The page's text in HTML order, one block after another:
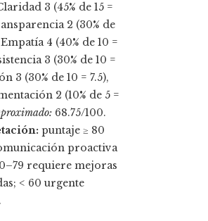
3 (45% de 15 =
2 (30% de
Empatía 4 (40% de 10 =
3 (30% de 10 =
3 (30% de 10 = 7.5),
2 (10% de 5 =
68.75/100.
puntaje ≥ 80
proactiva
requiere mejoras
< 60 urgente